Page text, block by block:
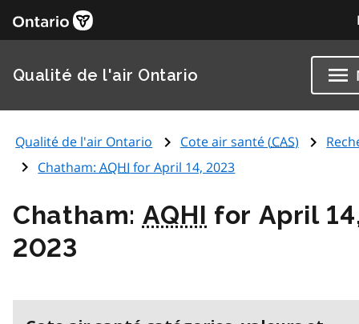
Qualité de l'air Ontario
Qualité de l'air Ontario Cote air santé (CAS)
Chatham:AQHI for April 14, 2023
Chatham: AQHI for April
2023